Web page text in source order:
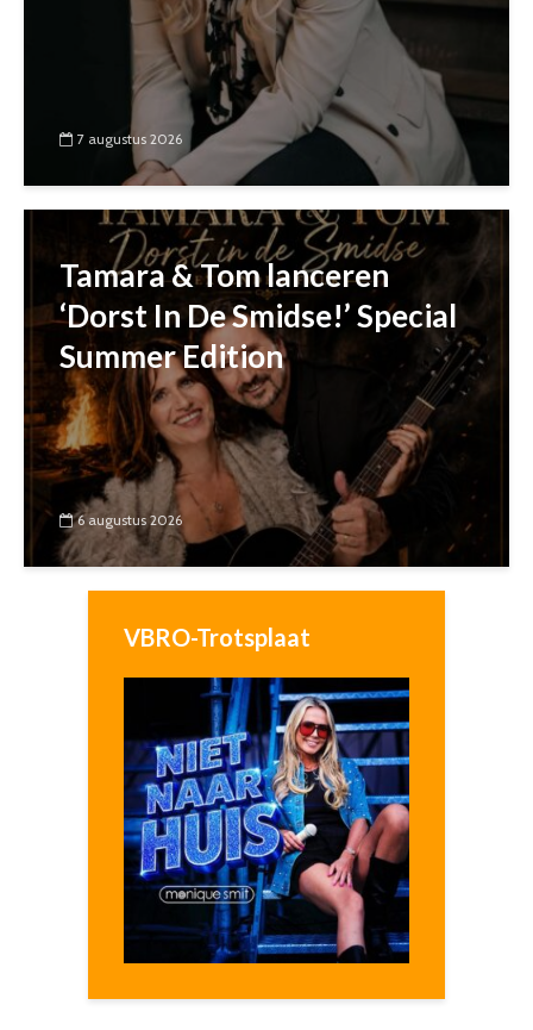
7 augustus 2026
Tamara & Tom lanceren
‘Dorst In De Smidse!’ Special
Summer Edition
6 augustus 2026
VBRO-Trotsplaat